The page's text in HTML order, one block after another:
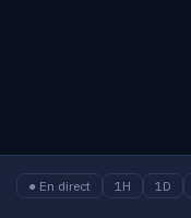
● En direct 1H 1D